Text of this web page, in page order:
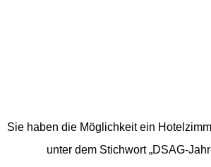
Sie haben die Möglichkeit ein
unter dem Stichwort „DSAG-